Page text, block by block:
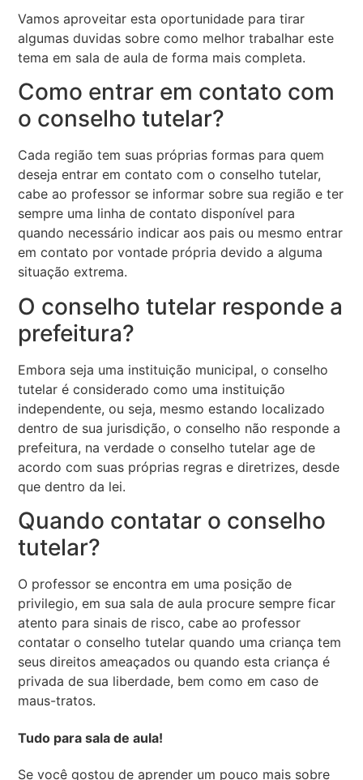
Vamos aproveitar esta oportunidade para tirar
algumas duvidas sobre como melhor trabalhar este
tema em sala de aula de forma mais completa.
Como entrar em contato com
o conselho tutelar?
Cada região tem suas próprias formas para quem
deseja entrar em contato com o conselho tutelar,
cabe ao professor se informar sobre sua região e ter
sempre uma linha de contato disponível para
quando necessário indicar aos pais ou mesmo entrar
em contato por vontade própria devido a alguma
situação extrema.
O conselho tutelar responde a
prefeitura?
Embora seja uma instituição municipal, o conselho
tutelar é considerado como uma instituição
independente, ou seja, mesmo estando localizado
dentro de sua jurisdição, o conselho não responde a
prefeitura, na verdade o conselho tutelar age de
acordo com suas próprias regras e diretrizes, desde
que dentro da lei.
Quando contatar o conselho
tutelar?
O professor se encontra em uma posição de
privilegio, em sua sala de aula procure sempre ficar
atento para sinais de risco, cabe ao professor
contatar o conselho tutelar quando uma criança tem
seus direitos ameaçados ou quando esta criança é
privada de sua liberdade, bem como em caso de
maus-tratos.
Tudo para sala de aula!
Se você gostou de aprender um pouco mais sobre